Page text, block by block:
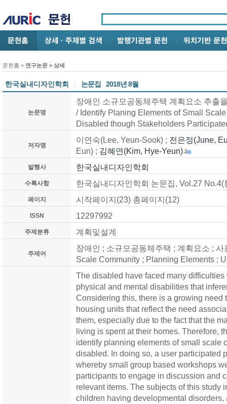
문헌홈 > 연구논문 > 상세
한국실내디자인학회 | 논문집 2018년 8월
논문명
장애인 소규모공동체주택 계획요소 추출
/ Identify Planing Elements of Small
Disabled though Stakeholders
저자명
이연숙(Lee, Yeun-Sook) ; 전은정(June,
Eun) ; 김혜연(Kim, Hye-Yeun)
발행사 한국실내디자인학회
수록사항 한국실내디자인학회 논문집, Vol.27
페이지 시작페이지(23) 총페이지(12)
ISSN 12297992
주제분류 계획및설계
주제어
장애인 ; 소규모공동체주택 ; 계획요소 ;
Scale Community ; Planning Elements ;
The disabled have faced many
physical and mental disabilities that
Considering this, there is a growing need
housing units that reflect the need
them, especially due to the fact that the
living is spent at their homes. Therefore,
identify planning elements of small scale
disabled. In doing so, a user participated
whereby small group based workshops
participants to engage in discussion and
relevant items. The subjects of this study
children having developmental